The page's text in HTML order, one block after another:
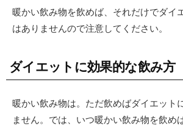
暖かい飲み物を飲めば、それだけでダイ
はありませんので注意してください。
ダイエットに効果的な飲み方
暖かい飲み物は。ただ飲めばダイエット
ません。では、いつ暖かい飲み物を飲め